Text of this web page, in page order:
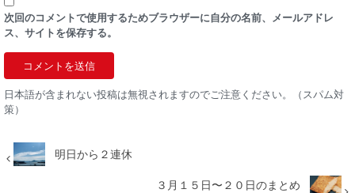
次回のコメントで使用するためブラウザーに自分の名前、メールアドレ
ス、サイトを保存する。
日本語が含まれない投稿は無視されますのでご注意ください。（スパム対
策）
明日から２連休
３月１５日〜２０日のまとめ